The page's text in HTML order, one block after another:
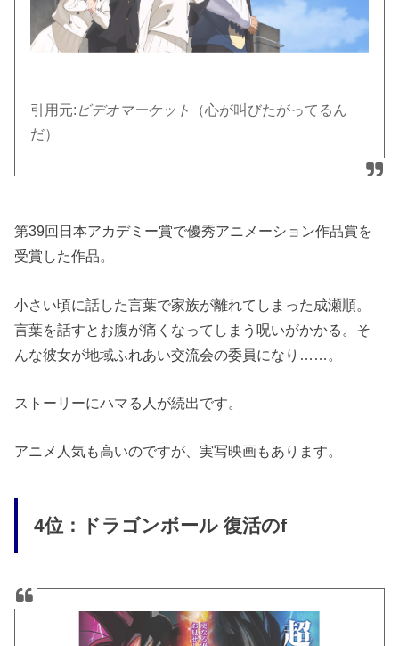
引用元: ビデオマーケット
（心が叫びたがってるん
だ）
第39回日本アカデミー賞で優秀アニメーション作品賞を
受賞した作品。
小さい頃に話した言葉で家族が離れてしまった成瀬順。
言葉を話すとお腹が痛くなってしまう呪いがかかる。そ
んな彼女が地域ふれあい交流会の委員になり……。
ストーリーにハマる人が続出です。
アニメ人気も高いのですが、実写映画もあります。
4位：ドラゴンボール 復活のf